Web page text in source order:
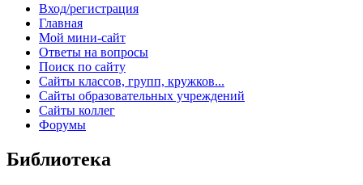
Вход/регистрация
Главная
Мой мини-сайт
Ответы на вопросы
Поиск по сайту
Сайты классов, групп, кружков...
Сайты образовательных учреждений
Сайты коллег
Форумы
Библиотека